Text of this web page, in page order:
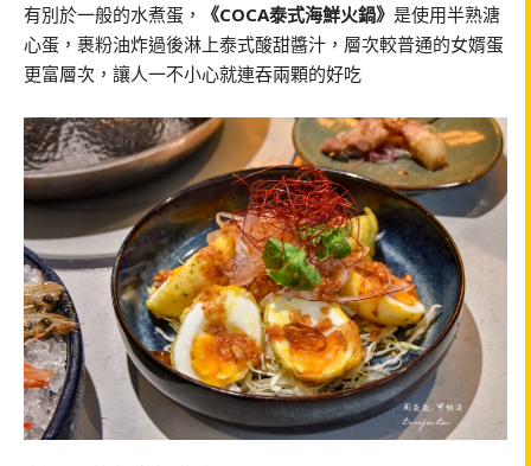
有別於一般的水煮蛋， 《COCA泰式海鮮火鍋》 是使用半熟溏
心蛋，裹粉油炸過後淋上泰式酸甜醬汁，層次較普通的女婿蛋
更富層次，讓人一不小心就連吞兩顆的好吃